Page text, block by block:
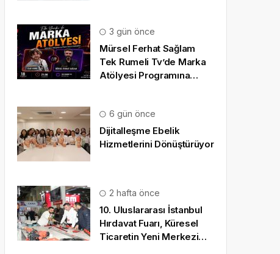
3 gün önce
Mürsel Ferhat Sağlam
Tek Rumeli Tv’de Marka
Atölyesi Programına
6 gün önce
Dijitalleşme Ebelik
Hizmetlerini Dönüştürüyor
2 hafta önce
10. Uluslararası İstanbul
Hırdavat Fuarı, Küresel
Ticaretin Yeni Merkezi